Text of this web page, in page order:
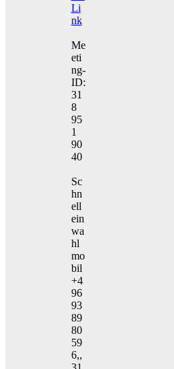
Li
nk
Me
eti
ng-
ID:
31
8
95
1
90
40
Sc
hn
ell
ein
wa
hl
mo
bil
+4
96
93
89
80
59
6,,